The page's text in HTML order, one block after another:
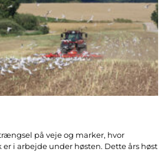
på veje og marker, hvor
i arbejde under høsten. Dette års høst